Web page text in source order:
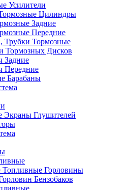
Усилители
Цилиндры
Задние
Передние
Трубки Тормозные
Тормозных Дисков
Задние
Передние
Барабаны
Экраны Глушителей
Топливные Горловины
Бензобаков